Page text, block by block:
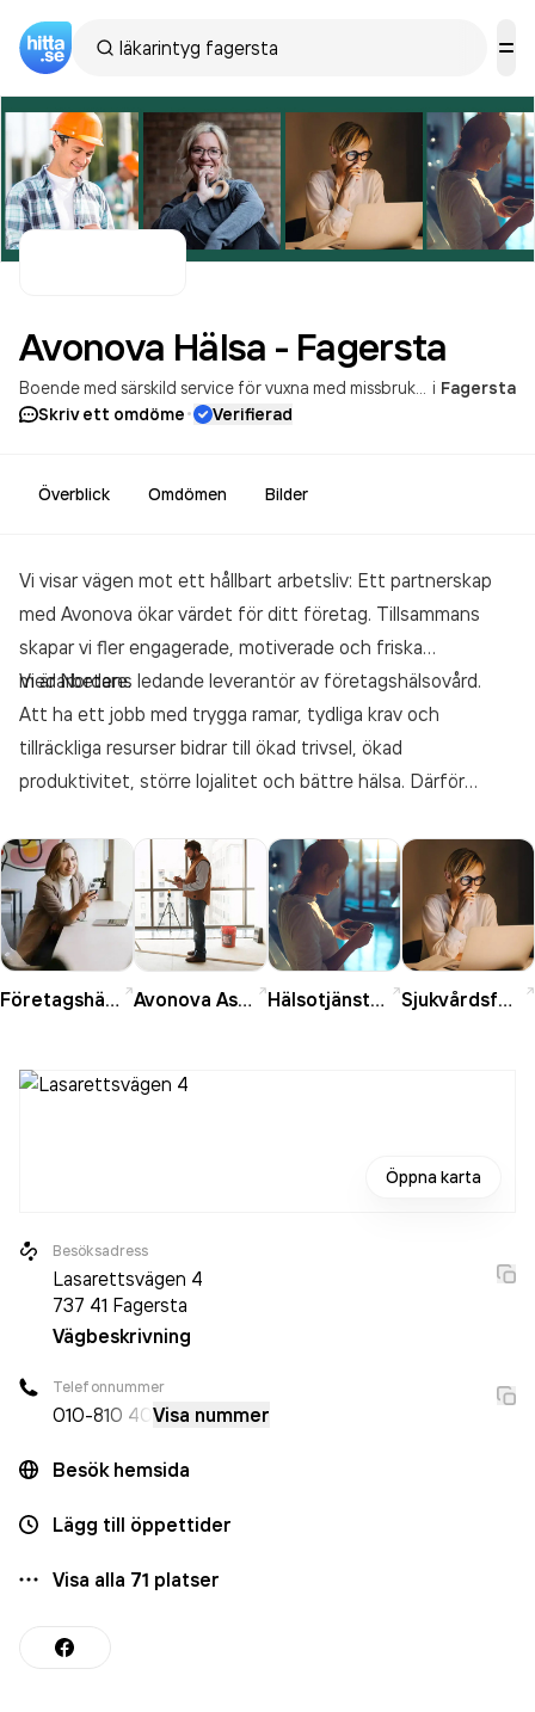
Avonova Hälsa - Fagersta
i Fagersta
Skriv ett omdöme· Verifierad
Överblick Omdömen Bilder
Vi visar vägen mot ett hållbart arbetsliv: Ett partnerskap
med Avonova ökar värdet för ditt företag. Tillsammans
skapar vi fler engagerade, motiverade och friska
medarbetare.
Vi är Nordens ledande leverantör av företagshälsovård.
Att ha ett jobb med trygga ramar, tydliga krav och
tillräckliga resurser bidrar till ökad trivsel, ökad
produktivitet, större lojalitet och bättre hälsa. Därför
hälsosammare arbetsliv för medarbetarna, företaget och
samhället. Vi är godkända för att bedriva
företagshälsovård och har drygt 7000 företagskunder i
Sverige.
Företagshälsa Avonova Assist Hälsotjänster Sjukvårdsförsäkring
Öppna karta
Besöksadress
Lasarettsvägen 4
737 41 Fagersta
Vägbeskrivning
Telefonnummer
010-810 40 Visa nummer
Besök hemsida
Lägg till öppettider
Visa alla 71 platser